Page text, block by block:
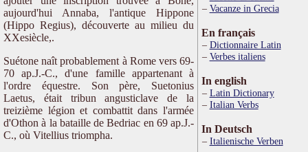
aujourd'hui Annaba, l'antique Hippone
(Hippo Regius), découverte au milieu du
XXesiècle,.
Suétone naît probablement à Rome vers 69-
70 ap.J.-C., d'une famille appartenant à
l'ordre équestre. Son père, Suetonius
Laetus, était tribun angusticlave de la
treizième légion et combattit dans l'armée
d'Othon à la bataille de Bedriac en 69 ap.J.-
C., où Vitellius triompha.
Vacanze in Grecia
En français
Dictionnaire Latin
Verbes italiens
In english
Latin Dictionary
Italian Verbs
In Deutsch
Italienische Verben